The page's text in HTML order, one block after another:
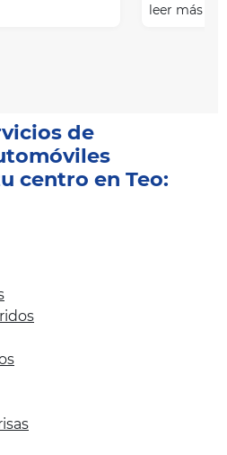
leer más
de
centro en Teo: